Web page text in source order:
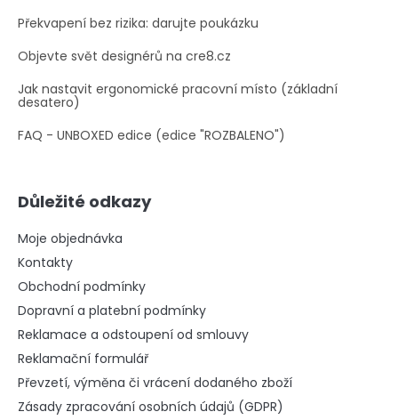
Překvapení bez rizika: darujte poukázku
Objevte svět designérů na cre8.cz
Jak nastavit ergonomické pracovní místo (základní
desatero)
FAQ - UNBOXED edice (edice "ROZBALENO")
Důležité odkazy
Moje objednávka
Kontakty
Obchodní podmínky
Dopravní a platební podmínky
Reklamace a odstoupení od smlouvy
Reklamační formulář
Převzetí, výměna či vrácení dodaného zboží
Zásady zpracování osobních údajů (GDPR)